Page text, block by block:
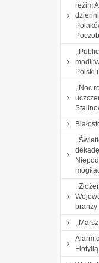
reżim
Polski i
,,Noc
branży
Alarm